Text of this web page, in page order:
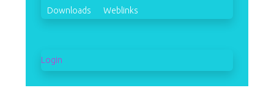
Downloads
Weblinks
Login